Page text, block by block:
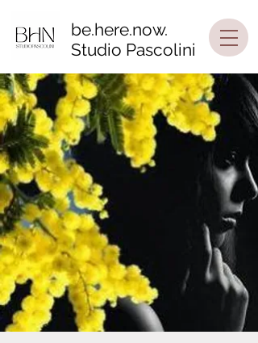
be.here.now.
Studio Pascolini